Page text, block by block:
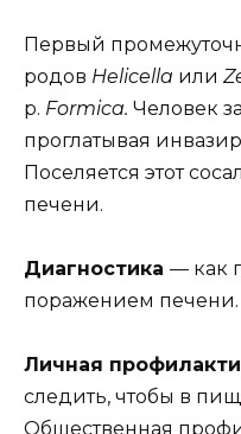
Первый
родов Helicella или
p. Formica. Человек
проглатывая
Поселяется этот
печени.
Диагностика — как
поражением печени.
Личная
следить, чтобы в
Общественная